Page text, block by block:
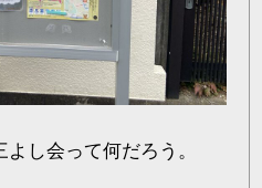
し会って何だろう。